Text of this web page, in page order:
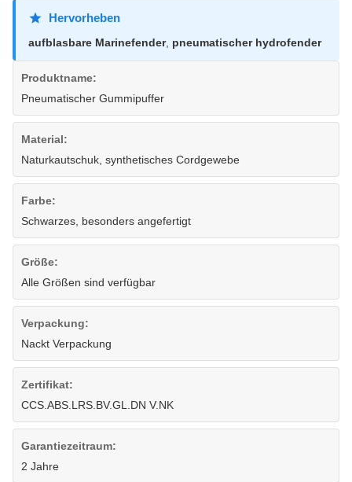
Hervorheben
aufblasbare Marinefender, pneumatischer hydrofender
Produktname:
Pneumatischer Gummipuffer
Material:
Naturkautschuk, synthetisches Cordgewebe
Farbe:
Schwarzes, besonders angefertigt
Größe:
Alle Größen sind verfügbar
Verpackung:
Nackt Verpackung
Zertifikat:
CCS.ABS.LRS.BV.GL.DN V.NK
Garantiezeitraum:
2 Jahre